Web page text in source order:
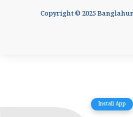
Copyright © 2025
Install App